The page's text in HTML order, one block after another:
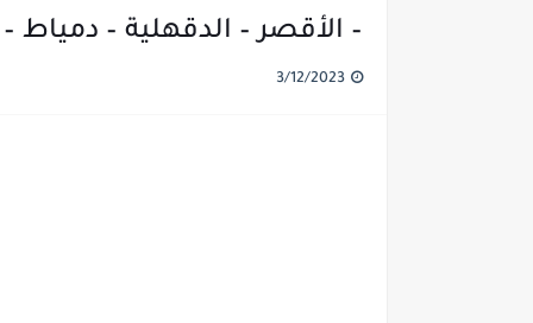
اعلان وظائف الشركة
مسابقة معلمي الحصه
اعلان وظائف الهيئة القومية
– الأقصر – الدقهلية – دمياط –